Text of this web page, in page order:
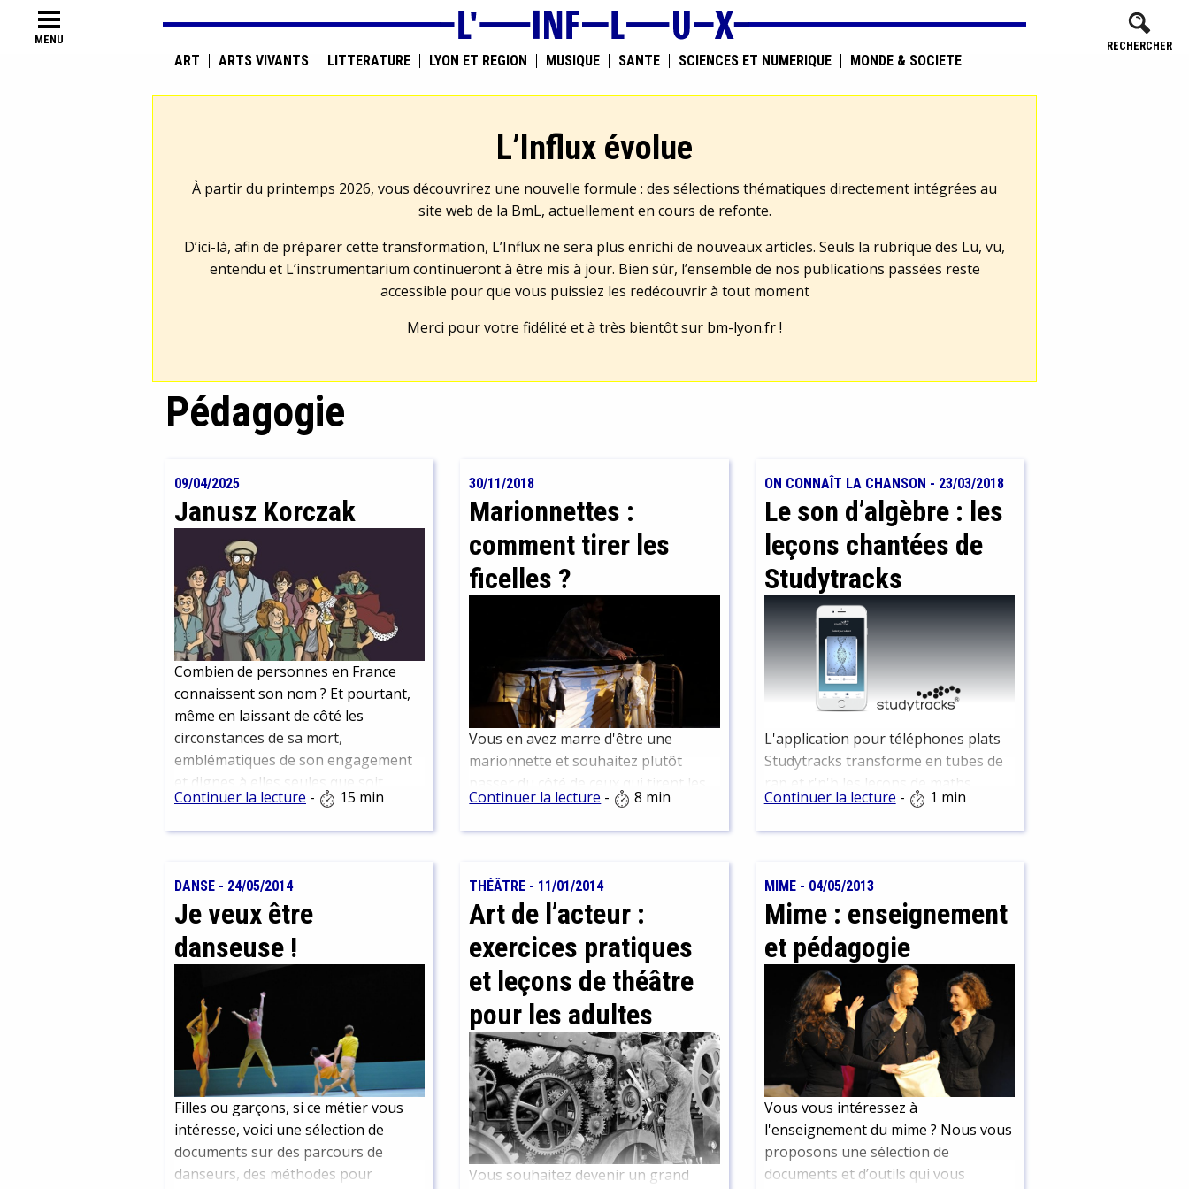
MENU RECHERCHER
ART ARTS VIVANTS LITTÉRATURE LYON ET RÉGION MUSIQUE SANTÉ SCIENCES ET NUMÉRIQUE MONDE & SOCIÉTÉ
L’Influx évolue
À partir du printemps 2026, vous découvrirez une nouvelle formule : des sélections thématiques directement intégrées au
site web de la BmL, actuellement en cours de refonte.
D’ici-là, afin de préparer cette transformation, L’Influx ne sera plus enrichi de nouveaux articles. Seuls la rubrique des Lu, vu,
entendu et L’instrumentarium continueront à être mis à jour. Bien sûr, l’ensemble de nos publications passées reste
accessible pour que vous puissiez les redécouvrir à tout moment
Merci pour votre fidélité et à très bientôt sur bm-lyon.fr!
Pédagogie
09/04/2025
Janusz Korczak
Combien de personnes en France
connaissent son nom ? Et pourtant,
même en laissant de côté les
circonstances de sa mort,
emblématiques de son engagement
et dignes à elles seules que soit
célébrée sa mémoire, sa contribution
dans le monde de la pédagogie est
autres grands pédagogues qui,
comme lui, s’inscrivent dans la lignée
de la pédagogie active et de l’Ecole
nouvelle. Il est en particulier un
de l’enfant.
Continuer la lecture - 15 min
30/11/2018
Marionnettes :
comment tirer les
ficelles ?
Vous en avez marre d'être une
marionnette et souhaitez plutôt
passer du côté de ceux qui tirent les
ficelles ? Première chose à faire :
construire votre marionnette.
Continuer la lecture - 8 min
ON CONNAÎT LA CHANSON - 23/03/2018
Le son d’algèbre : les
leçons chantées de
Studytracks
L'application pour téléphones plats
Studytracks transforme en tubes de
rap et r'n'b les leçons de maths,
français, histoire-géo, et tout ce
qu'on peut entendre en classe de 4è
Continuer la lecture - 1 min
DANSE - 24/05/2014
Je veux être
danseuse !
Filles ou garçons, si ce métier vous
intéresse, voici une sélection de
documents sur des parcours de
danseurs, des méthodes pour
THÉÂTRE - 11/01/2014
Art de l’acteur :
exercices pratiques
et leçons de théâtre
pour les adultes
Vous souhaitez devenir un grand
MIME- 04/05/2013
Mime : enseignement
et pédagogie
Vous vous intéressez à
l'enseignement du mime ? Nous vous
proposons une sélection de
documents et d’outils qui vous